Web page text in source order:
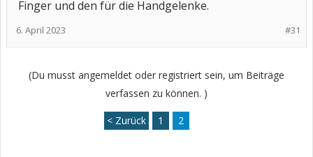
Finger und den für die Handgelenke.
#31
6. April 2023
(Du musst angemeldet oder registriert sein, um Beiträge
verfassen zu können. )
< Zurück 1 2